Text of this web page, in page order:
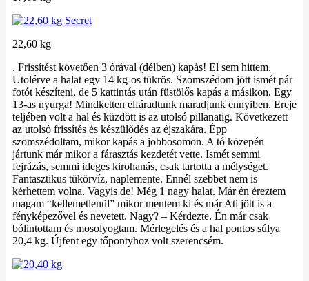
22,60 kg
. Frissítést követően 3 órával (délben) kapás! El sem hittem.
Utolérve a halat egy 14 kg-os tükrös. Szomszédom jött ismét pár
fotót készíteni, de 5 kattintás után füstölős kapás a másikon. Egy
13-as nyurga! Mindketten elfáradtunk maradjunk ennyiben. Ereje
teljében volt a hal és küzdött is az utolsó pillanatig. Következett
az utolsó frissítés és készülődés az éjszakára. Épp
szomszédoltam, mikor kapás a jobbosomon. A tó közepén
jártunk már mikor a fárasztás kezdetét vette. Ismét semmi
fejrázás, semmi ideges kirohanás, csak tartotta a mélységet.
Fantasztikus tükörvíz, naplemente. Ennél szebbet nem is
kérhettem volna. Vagyis de! Még 1 nagy halat. Már én éreztem
magam “kellemetlenül” mikor mentem ki és már Ati jött is a
fényképezővel és nevetett. Nagy? – Kérdezte. Én már csak
bólintottam és mosolyogtam. Mérlegelés és a hal pontos súlya
20,4 kg. Újfent egy tőpontyhoz volt szerencsém.